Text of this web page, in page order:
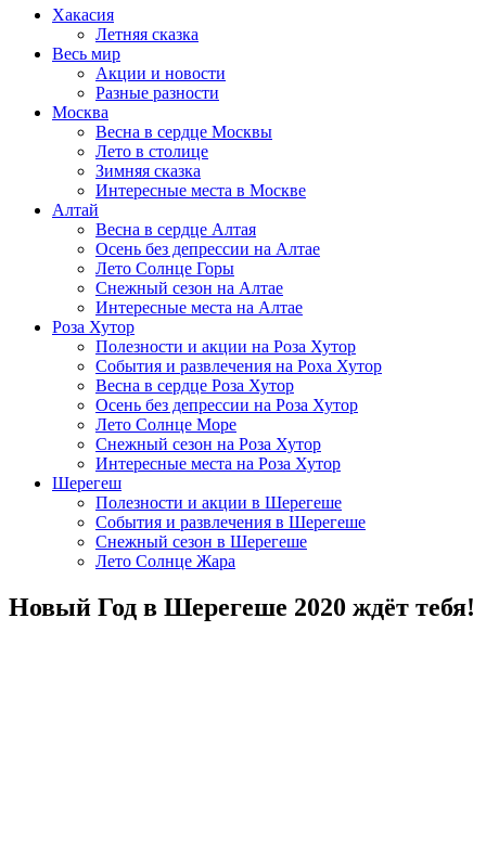
Хакасия
Летняя сказка
Весь мир
Акции и новости
Разные разности
Москва
Весна в сердце Москвы
Лето в столице
Зимняя сказка
Интересные места в Москве
Алтай
Весна в сердце Алтая
Осень без депрессии на Алтае
Лето Солнце Горы
Снежный сезон на Алтае
Интересные места на Алтае
Роза Хутор
Полезности и акции на Роза Хутор
События и развлечения на Роха Хутор
Весна в сердце Роза Хутор
Осень без депрессии на Роза Хутор
Лето Солнце Море
Снежный сезон на Роза Хутор
Интересные места на Роза Хутор
Шерегеш
Полезности и акции в Шерегеше
События и развлечения в Шерегеше
Снежный сезон в Шерегеше
Лето Солнце Жара
Новый Год в Шерегеше 2020 ждёт тебя!